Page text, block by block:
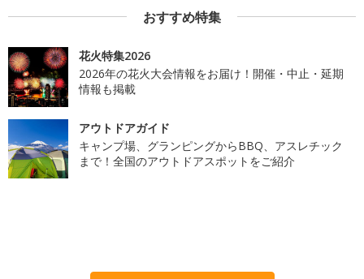
おすすめ特集
花火特集2026
2026年の花火大会情報をお届け！開催・中止・延期
情報も掲載
アウトドアガイド
キャンプ場、グランピングからBBQ、アスレチック
まで！全国のアウトドアスポットをご紹介